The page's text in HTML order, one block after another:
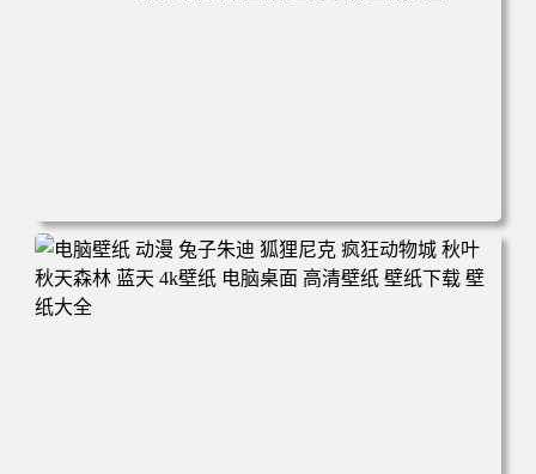
电脑壁纸 动漫 紫灵 冰清玉洁《凡人修仙传》4k壁纸 3840x2
160 电脑桌面 高清壁纸 壁纸下载 壁纸大全